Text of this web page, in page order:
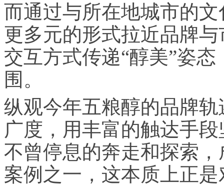
而通过与所在地城市的
更多元的形式拉近品牌
交互方式传递“醇美”姿
围。
纵观今年五粮醇的品牌
广度，用丰富的触达手
不曾停息的奔走和探索
案例之一，这本质上正